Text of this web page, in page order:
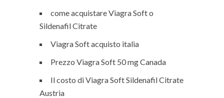
come acquistare Viagra Soft o
Sildenafil Citrate
Viagra Soft acquisto italia
Prezzo Viagra Soft 50 mg Canada
Il costo di Viagra Soft Sildenafil Citrate
Austria